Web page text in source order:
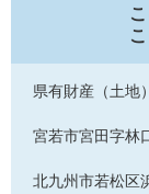
県有財産（土地
宮若市宮田字林
北九州市若松区